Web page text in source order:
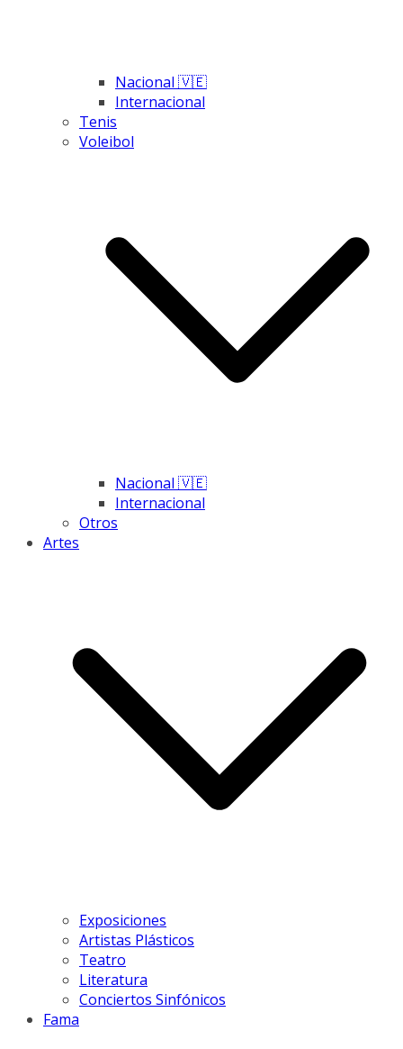
Nacional 🇻🇪
Internacional
Tenis
Voleibol
Nacional 🇻🇪
Internacional
Otros
Artes
Exposiciones
Artistas Plásticos
Teatro
Literatura
Conciertos Sinfónicos
Fama